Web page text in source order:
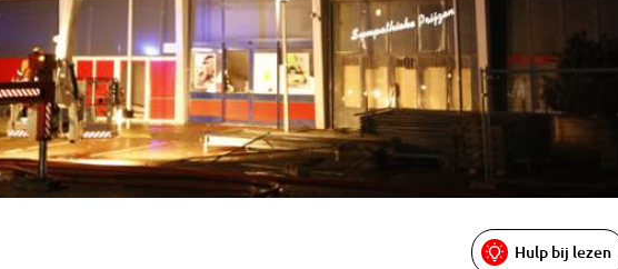
Hulp bij lezen